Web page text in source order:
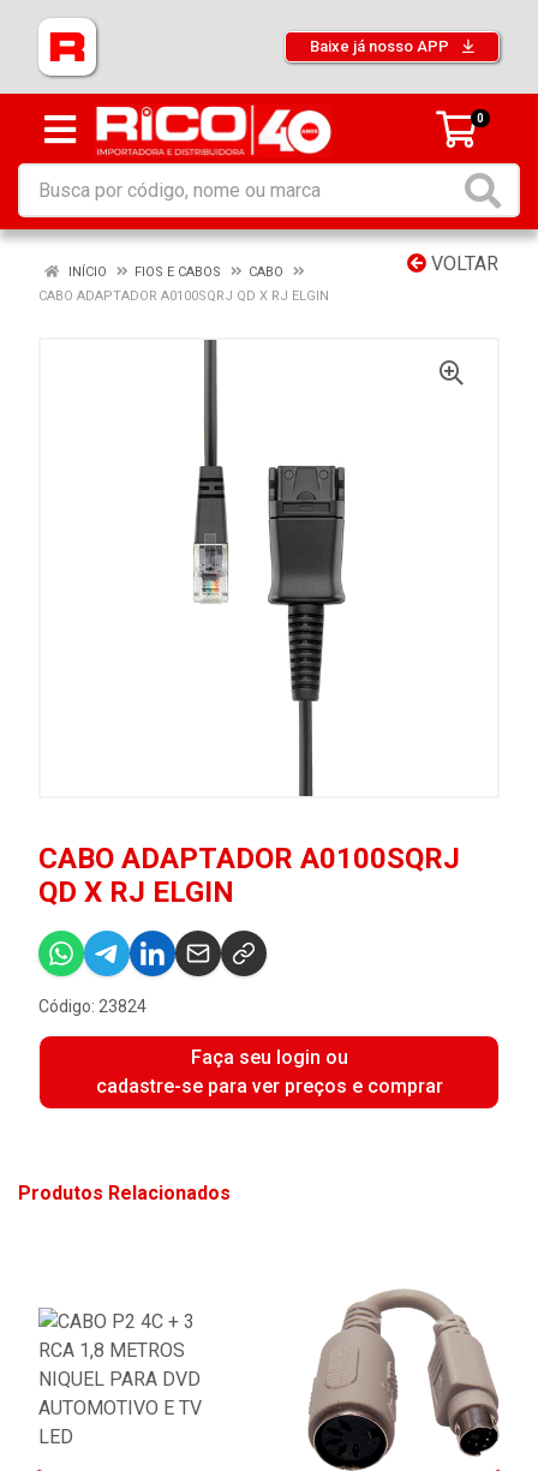
Baixe já nosso APP
0
VOLTAR
INÍCIO FIOS E CABOS
CABO
CABO ADAPTADOR A0100SQRJ QD X RJ ELGIN
CABO ADAPTADOR A0100SQRJ
QD X RJ ELGIN
Código: 23824
Faça seu login ou
cadastre-se para ver preços e comprar
Produtos Relacionados